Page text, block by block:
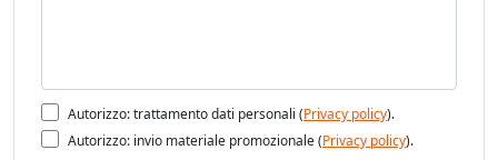
Autorizzo: trattamento dati personali (Privacy policy).
Autorizzo: invio materiale promozionale (Privacy policy).